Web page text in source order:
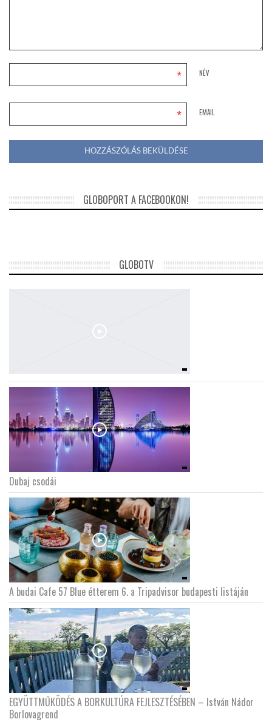
NÉV
*
EMAIL
*
GLOBOPORT A FACEBOOKON!
GLOBOTV
Dubaj csodái
A budai Cafe 57 Blue étterem 6. a Tripadvisor budapesti listáján
EGYÜTTMŰKÖDÉS A BORKULTÚRA FEJLESZTÉSÉBEN – István Nádor
Borlovagrend